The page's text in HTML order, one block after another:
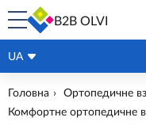
B2B OLVI
UA
Головна
Ортопедичне
Комфортне ортопедичне